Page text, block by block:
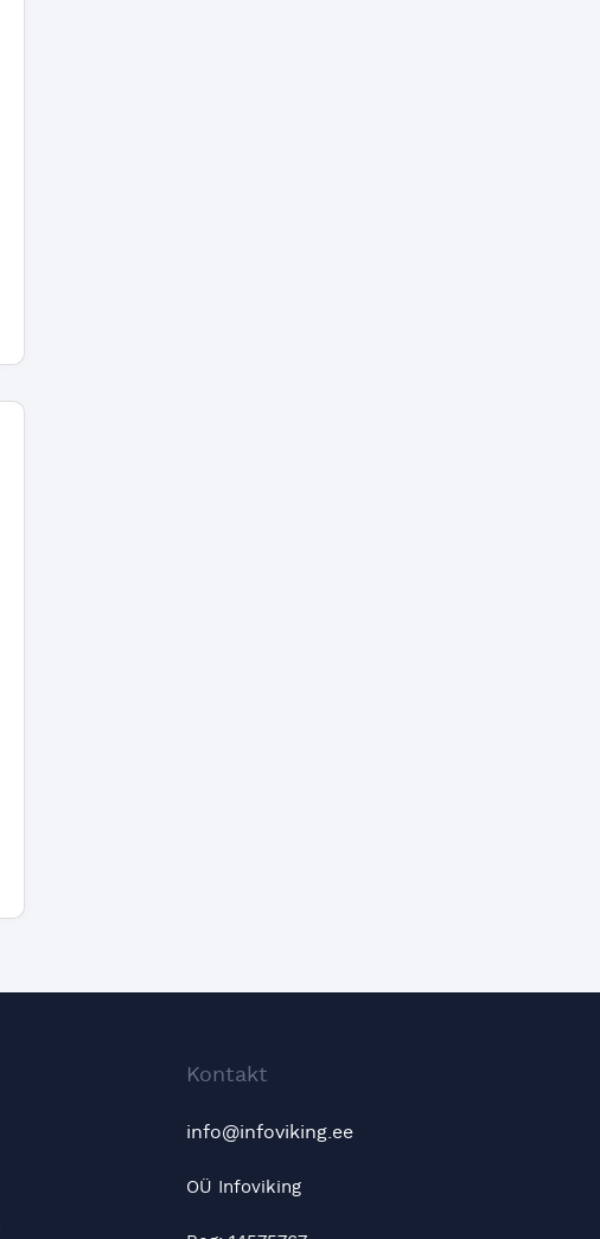
Kontakt
info@infoviking.ee
OÜ Infoviking